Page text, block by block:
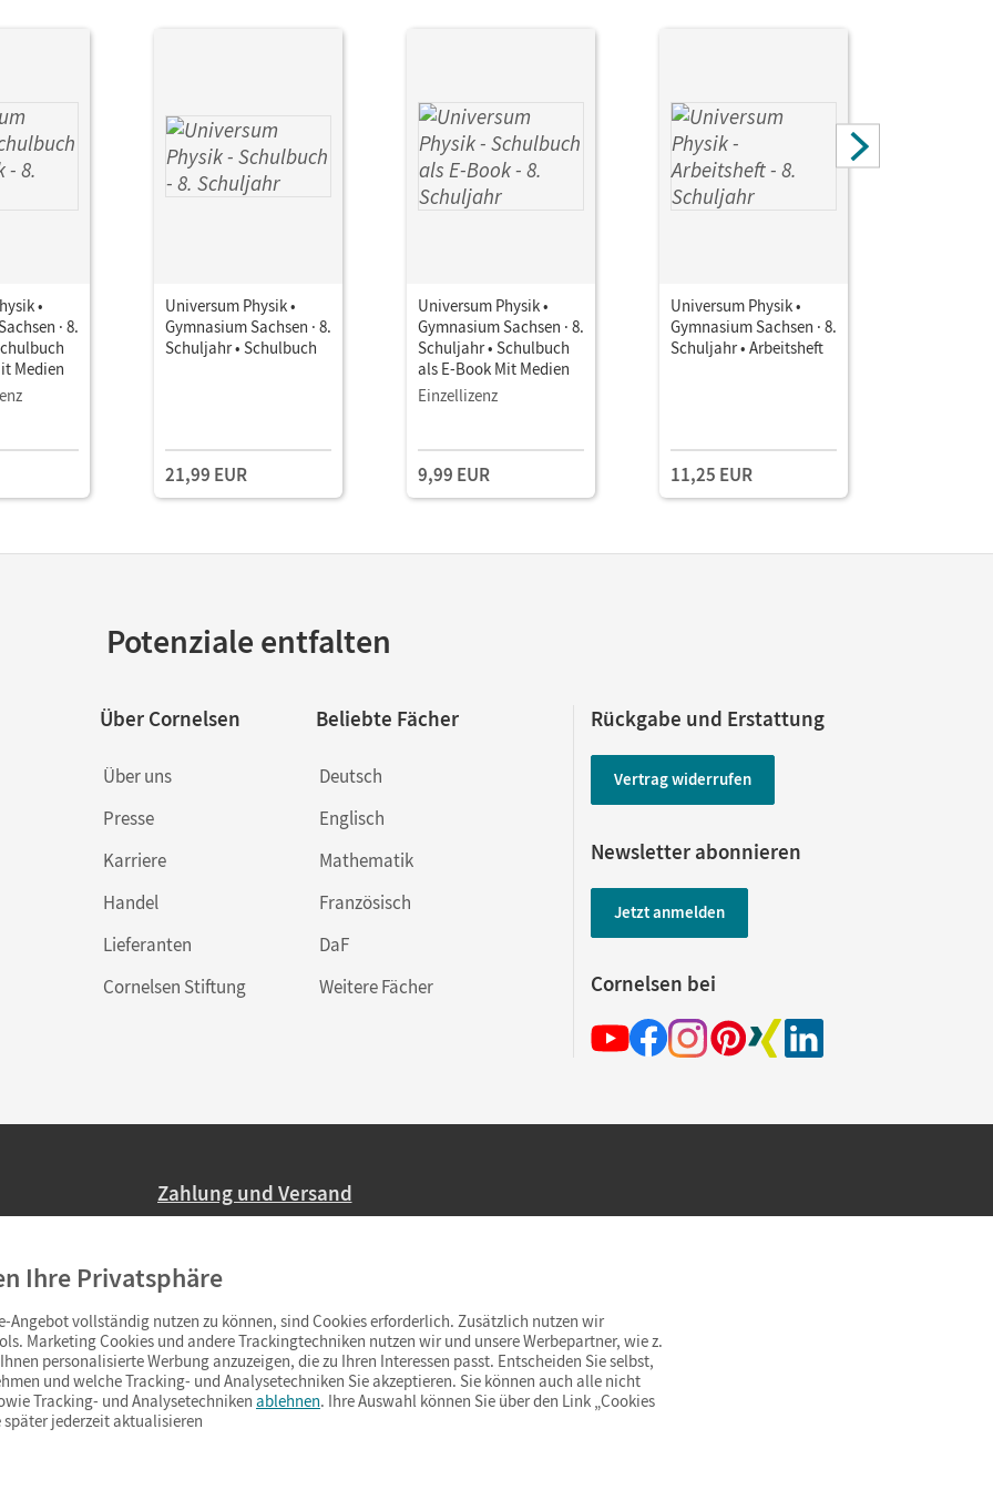
•
· 8.
Medien
Universum Physik •
Gymnasium Sachsen · 8.
Schuljahr • Schulbuch
21,99 EUR
Universum Physik •
Gymnasium Sachsen · 8.
Schuljahr • Schulbuch
als E-Book Mit Medien
Einzellizenz
9,99 EUR
Universum Physik •
Gymnasium Sachsen · 8.
Schuljahr • Arbeitsheft
11,25 EUR
Potenziale entfalten
Über Cornelsen
Über uns
Presse
Karriere
Handel
Lieferanten
Cornelsen Stiftung
Beliebte Fächer
Deutsch
Englisch
Mathematik
Französisch
DaF
Weitere Fächer
Rückgabe und Erstattung
Vertrag widerrufen
Newsletter abonnieren
Jetzt anmelden
Cornelsen bei
Zahlung und Versand
Ab 59,– EUR Bestellwert liefern wir versandkostenfrei innerhalb Deutschlands
(Lieferung in 3–6 Tagen).
Ihre Privatsphäre
Angebot vollständig nutzen zu können, sind Cookies erforderlich. Zusätzlich nutzen wir
Marketing Cookies und andere Trackingtechniken nutzen wir und unsere Werbepartner, wie z.
personalisierte Werbung anzuzeigen, die zu Ihren Interessen passt. Entscheiden Sie selbst,
und welche Tracking- und Analysetechniken Sie akzeptieren. Sie können auch alle nicht
Tracking- und Analysetechniken ablehnen. Ihre Auswahl können Sie über den Link „Cookies
später jederzeit aktualisieren